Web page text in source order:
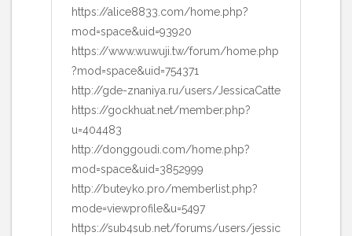
https://alice8833.com/home.php?
mod=space&uid=93920
https://www.wuwuji.tw/forum/home.php
?mod=space&uid=754371
http://gde-znaniya.ru/users/JessicaCatte
https://gockhuat.net/member.php?
u=404483
http://donggoudi.com/home.php?
mod=space&uid=3852999
http://buteyko.pro/memberlist.php?
mode=viewprofile&u=5497
https://sub4sub.net/forums/users/jessic